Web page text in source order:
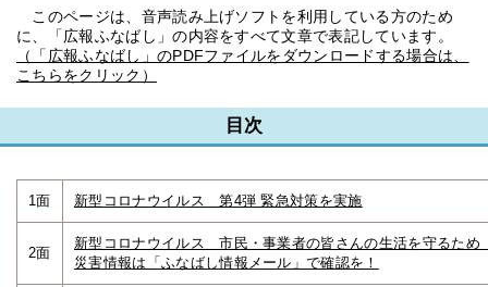
このページは、音声読み上げソフトを利用している方のため
に、「広報ふなばし」の内容をすべて文章で表記しています。
（「広報ふなばし」のPDFファイルをダウンロードする場合は、
こちらをクリック）
目次
1面 新型コロナウイルス 第4弾 緊急対策を実施
2面
新型コロナウイルス 市民・事業者の皆さんの生活を守るた
災害情報は「ふなばし情報メール」で確認を！